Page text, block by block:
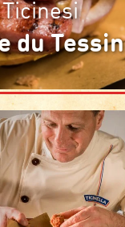
du Tessin